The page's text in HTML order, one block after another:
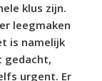
klus zijn.
leegmaken
is namelijk
gedacht,
urgent. Er